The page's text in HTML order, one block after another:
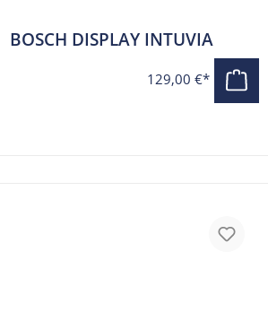
BOSCH DISPLAY INTUVIA
129,00 €*